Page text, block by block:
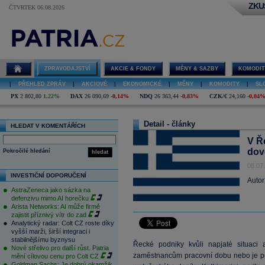
ČTVRTEK 06.08.2026
ZPRAVODAJSTVÍ AKCIE & FONDY MĚNY & SAZBY
PŘEHLED ZPRÁV AKCIOVÉ EKONOMICKÉ MĚNY KOMODITY
PX 2 802,80 1,22% DAX 26 090,69 -0,14% NDQ 26 363,44 -0,83% CZK/€ 24,160 -0,04%
HLEDAT V KOMENTÁŘÍCH
hledat
Pokročilé hledání
INVESTIČNÍ DOPORUČENÍ
AstraZeneca jako sázka na
defenzivu mimo AI horečku
Arista Networks: AI může firmě
zajistit příznivý vítr do zad
Analytický radar: Colt CZ roste díky
vyšší marži, širší integraci i
stabilnějšímu byznysu
Nové střelivo pro další růst. Patria
mění cílovou cenu pro Colt CZ
Detail - články
V
Řecké podniky kvůli napjaté situaci
zaměstnancům pracovní dobu nebo je